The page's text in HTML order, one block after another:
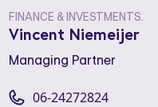
FINANCE & INVESTMENTS.
Vincent Niemeijer
Managing Partner
06-24272824